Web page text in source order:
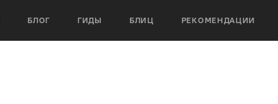
БЛОГ ГИДЫ БЛИЦ РЕКОМЕНДАЦИИ